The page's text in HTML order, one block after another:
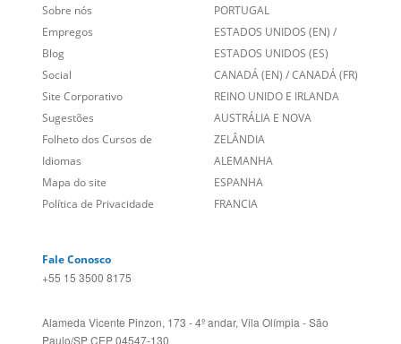
Links Relacionados
Entre em contato
Sobre nós
Empregos
Blog
Social
Site Corporativo
Sugestões
Folheto dos Cursos de
Idiomas
No mundo todo
BRASIL
PORTUGAL
ESTADOS UNIDOS (EN)/
ESTADOS UNIDOS (ES)
CANADÁ (EN) /CANADÁ (FR)
REINO UNIDO E IRLANDA
AUSTRÁLIA E NOVA
ZELÂNDIA
ALEMANHA
+55 15 3500 8175